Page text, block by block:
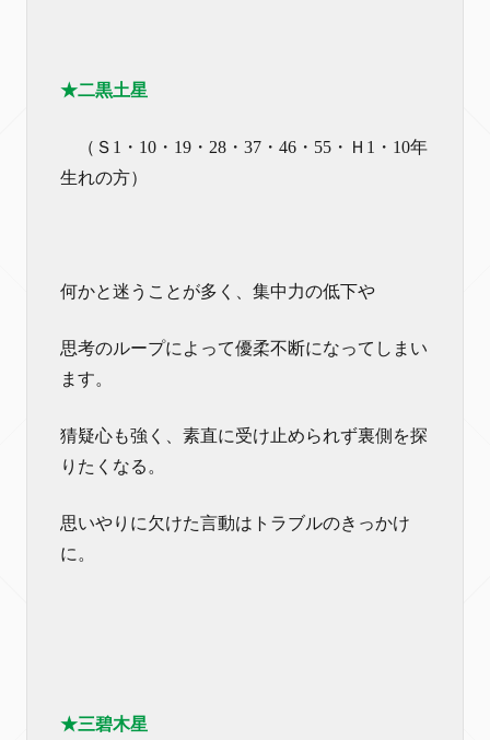
★二黒土星
（Ｓ1・10・19・28・37・46・55・Ｈ1・10年
生れの方）
何かと迷うことが多く、集中力の低下や
思考のループによって優柔不断になってしまい
ます。
猜疑心も強く、素直に受け止められず裏側を探
りたくなる。
思いやりに欠けた言動はトラブルのきっかけ
に。
★三碧木星